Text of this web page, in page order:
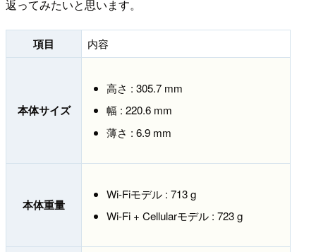
返ってみたいと思います。
項目 内容
本体サイズ
高さ : 305.7 mm
幅 : 220.6 mm
薄さ : 6.9 mm
本体重量
Wi-Fiモデル : 713 g
Wi-Fi + Cellularモデル : 723 g